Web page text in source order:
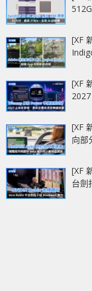
[XF
[XF
[XF
向部
[XF
台劍